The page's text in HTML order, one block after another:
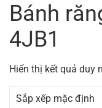
Bánh
4JB1
Hiển thị kết quả duy